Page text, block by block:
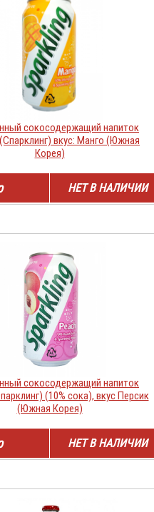
сокосодержащий напиток
вкус: Манго (Южная
Корея)
НЕТ В НАЛИЧИИ
сокосодержащий напиток
(10% сока), вкус Персик
(Южная Корея)
НЕТ В НАЛИЧИИ